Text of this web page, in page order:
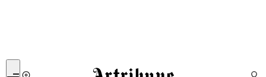
Artribune